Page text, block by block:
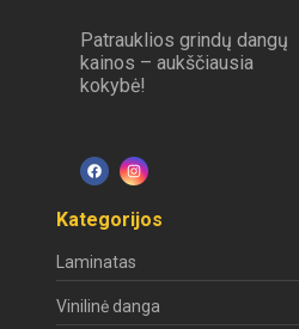
Patrauklios grindų dangų
kainos – aukščiausia
kokybė!
Kategorijos
Laminatas
Vinilinė danga